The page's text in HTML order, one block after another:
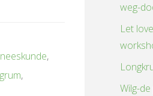
,
,
weg-
Let
Wilg-